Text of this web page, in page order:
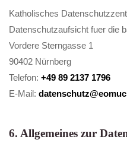
Katholisches
Datenschutzaufsicht fuer die
Vordere Sterngasse 1
90402 Nürnberg
Telefon: +49 89 2137 1796
E-Mail:
6. Allgemeines zur